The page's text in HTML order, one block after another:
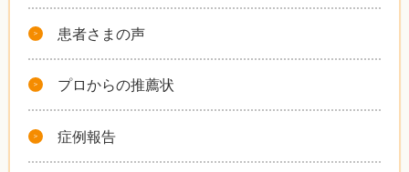
患者さまの声
プロからの推薦状
症例報告